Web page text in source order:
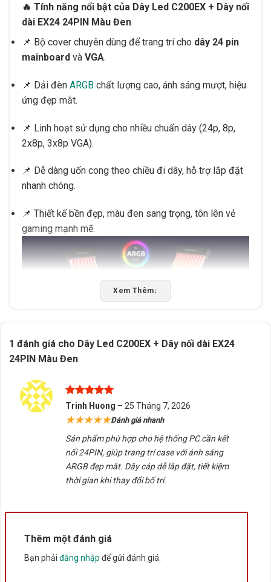
🔥 Tính năng nổi bật của Dây Led C200EX + Dây nối
dài EX24 24PIN Màu Đen
📌 Bộ cover chuyên dùng để trang trí cho dây 24 pin
mainboard và VGA.
📌 Dải đèn ARGB chất lượng cao, ánh sáng mượt, hiệu
ứng đẹp mắt.
📌 Linh hoạt sử dụng cho nhiều chuẩn dây (24p, 8p,
2x8p, 3x8p VGA).
📌 Dễ dàng uốn cong theo chiều đi dây, hỗ trợ lắp đặt
nhanh chóng.
📌 Thiết kế bền đẹp, màu đen sang trọng, tôn lên vẻ
gaming mạnh mẽ.
⚙️ Thông số kỹ thuật Dây Led C200EX + Dây nối dài
SỐ
CHI TIẾT
Xem Thêm↓
1 đánh giá cho Dây Led C200EX + Dây nối dài EX24
24PIN Màu Đen
Được xếp
hạng 5
5
sao
Trinh Huong – 25 Tháng 7, 2026
★★★★★Đánh giá nhanh
Sản phẩm phù hợp cho hệ thống PC cần kết
nối 24PIN, giúp trang trí case với ánh sáng
ARGB đẹp mắt. Dây cáp dễ lắp đặt, tiết kiệm
thời gian khi thay đổi bố trí.
Thêm một đánh giá
Bạn phải đăng nhập để gửi đánh giá.